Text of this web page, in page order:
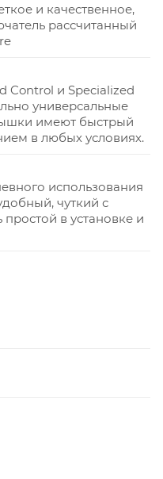
и качественное,
рассчитанный
Control и Specialized
универсальные
имеют быстрый
в любых условиях.
использования
чуткий с
в установке и